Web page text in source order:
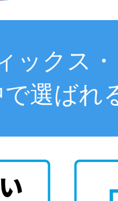
ックス
選ばれ